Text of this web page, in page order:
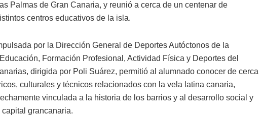
Palmas de Gran Canaria, y reunió a cerca de un centenar de
centros educativos de la isla.
por la Dirección General de Deportes Autóctonos de la
Formación Profesional, Actividad Física y Deportes del
dirigida por Poli Suárez, permitió al alumnado conocer de cerca
culturales y técnicos relacionados con la vela latina canaria,
vinculada a la historia de los barrios y al desarrollo social y
grancanaria.